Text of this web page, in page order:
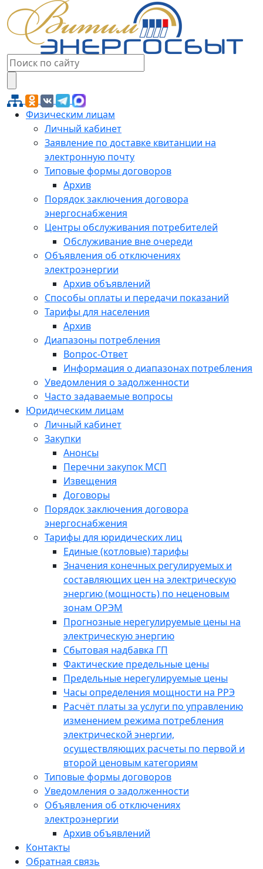
Физическим лицам
Личный кабинет
Заявление по доставке квитанции на
электронную почту
Типовые формы договоров
Архив
Порядок заключения договора
энергоснабжения
Центры обслуживания потребителей
Обслуживание вне очереди
Объявления об отключениях
электроэнергии
Архив объявлений
Способы оплаты и передачи показаний
Тарифы для населения
Архив
Диапазоны потребления
Вопрос-Ответ
Информация о диапазонах потребления
Уведомления о задолженности
Часто задаваемые вопросы
Юридическим лицам
Личный кабинет
Закупки
Анонсы
Перечни закупок МСП
Извещения
Договоры
Порядок заключения договора
энергоснабжения
Тарифы для юридических лиц
Единые (котловые) тарифы
Значения конечных регулируемых и
составляющих цен на электрическую
энергию (мощность) по неценовым
зонам ОРЭМ
Прогнозные нерегулируемые цены на
электрическую энергию
Сбытовая надбавка ГП
Фактические предельные цены
Предельные нерегулируемые цены
Часы определения мощности на РРЭ
Расчёт платы за услуги по управлению
изменением режима потребления
электрической энергии,
осуществляющих расчеты по первой и
второй ценовым категориям
Типовые формы договоров
Уведомления о задолженности
Объявления об отключениях
электроэнергии
Архив объявлений
Контакты
Обратная связь